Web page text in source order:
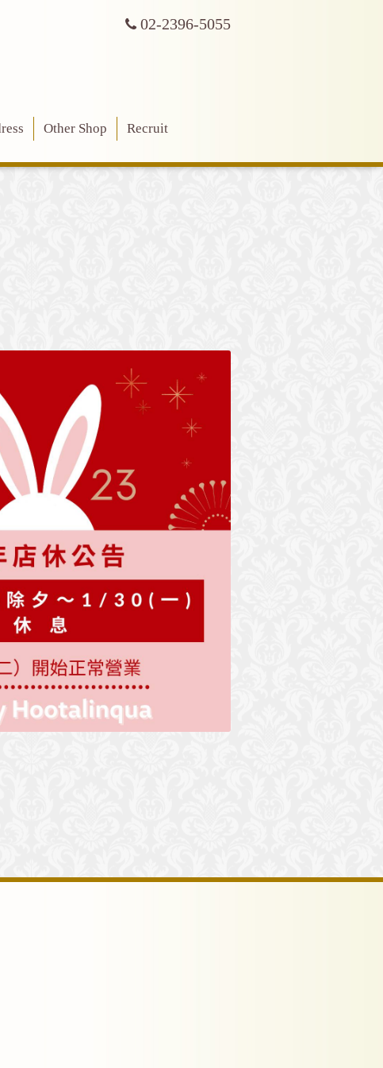
02-2396-5055
Other Shop Recruit